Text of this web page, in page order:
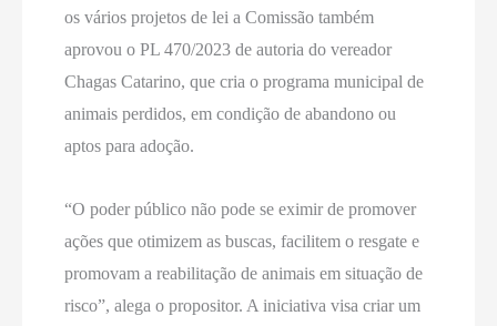
os vários projetos de lei a Comissão também
aprovou o PL 470/2023 de autoria do vereador
Chagas Catarino, que cria o programa municipal de
animais perdidos, em condição de abandono ou
aptos para adoção.
“O poder público não pode se eximir de promover
ações que otimizem as buscas, facilitem o resgate e
promovam a reabilitação de animais em situação de
risco”, alega o propositor. A iniciativa visa criar um